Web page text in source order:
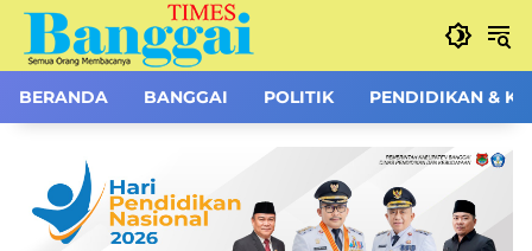
Langsung
konten
BERANDA BANGGAI POLITIK PENDIDIKAN &